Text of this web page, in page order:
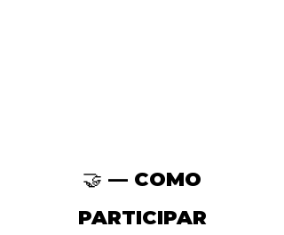
🤝 — COMO
PARTICIPAR